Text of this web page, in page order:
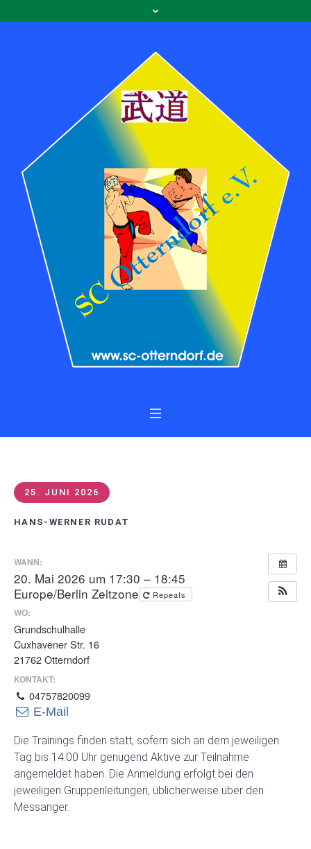
25. JUNI 2026
HANS-WERNER RUDAT
WANN:
20. Mai 2026 um 17:30 – 18:45
Europe/Berlin Zeitzone
Repeats
WO:
Grundschulhalle
Cuxhavener Str. 16
21762 Otterndorf
KONTAKT:
04757820099
E-Mail
Die Trainings finden statt, sofern sich an dem jeweiligen
Tag bis 14.00 Uhr genügend Aktive zur Teilnahme
angemeldet haben. Die Anmeldung erfolgt bei den
jeweiligen Gruppenleitungen, üblicherweise über den
Messanger.